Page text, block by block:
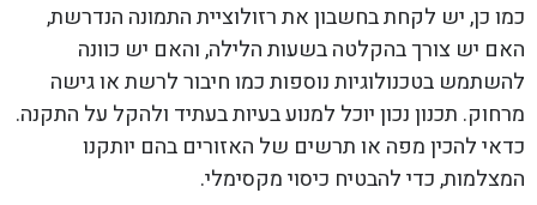
כמו כן, יש לקחת בחשבון את רזולוציית התמונה הנדרשת,
האם יש צורך בהקלטה בשעות הלילה, והאם יש כוונה
להשתמש בטכנולוגיות נוספות כמו חיבור לרשת או גישה
מרחוק. תכנון נכון יוכל למנוע בעיות בעתיד ולהקל על התקנה.
כדאי להכין מפה או תרשים של האזורים בהם יותקנו
המצלמות, כדי להבטיח כיסוי מקסימלי.